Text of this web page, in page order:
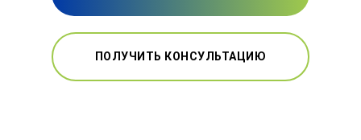
ПОЛУЧИТЬ КОНСУЛЬТАЦИЮ